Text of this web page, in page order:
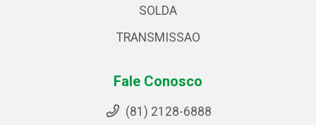
SOLDA
TRANSMISSAO
Fale Conosco
(81) 2128-6888